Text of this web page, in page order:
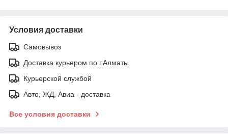
Условия доставки
Самовывоз
Доставка курьером по г.Алматы
Курьерской службой
Авто, ЖД, Авиа - доставка
Все условия доставки